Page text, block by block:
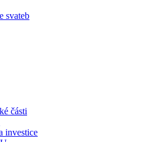
svateb
části
investice